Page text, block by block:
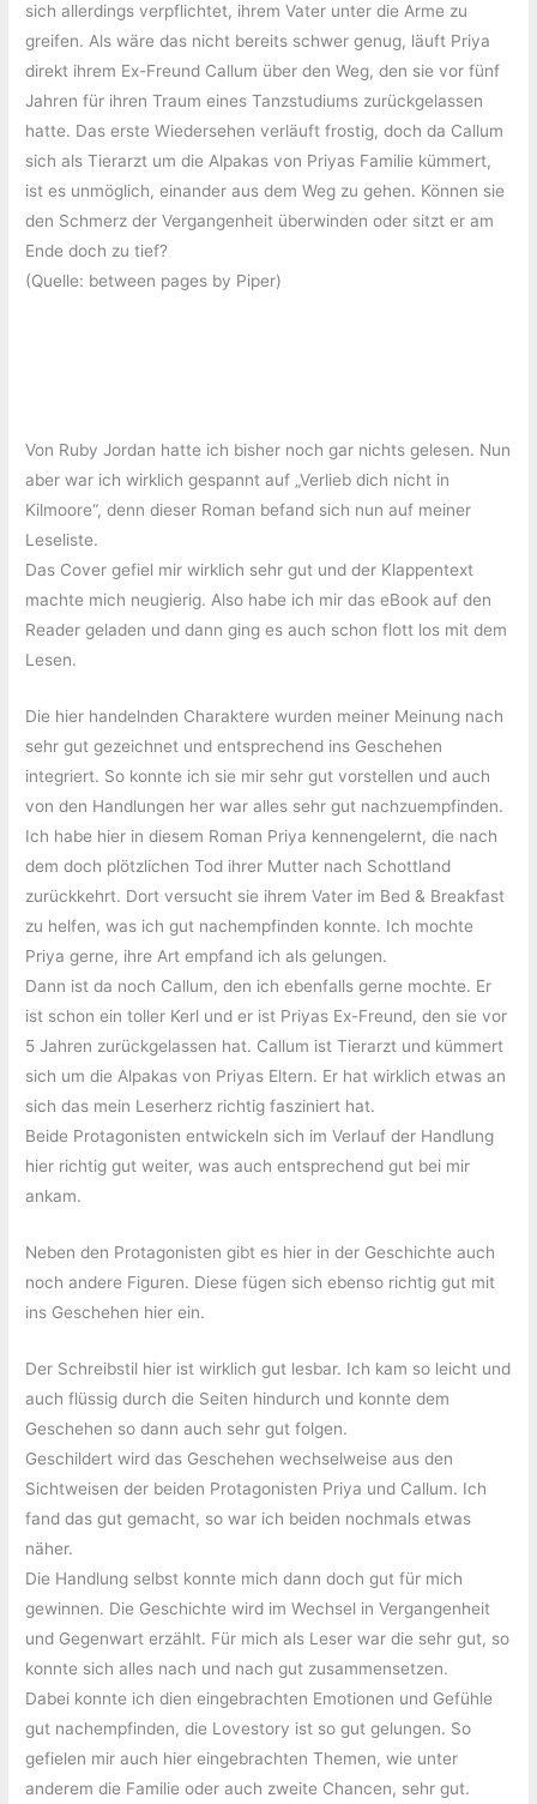
sich allerdings verpflichtet, ihrem Vater unter die Arme zu
greifen. Als wäre das nicht bereits schwer genug, läuft Priya
direkt ihrem Ex-Freund Callum über den Weg, den sie vor fünf
Jahren für ihren Traum eines Tanzstudiums zurückgelassen
hatte. Das erste Wiedersehen verläuft frostig, doch da Callum
sich als Tierarzt um die Alpakas von Priyas Familie kümmert,
ist es unmöglich, einander aus dem Weg zu gehen. Können sie
den Schmerz der Vergangenheit überwinden oder sitzt er am
Ende doch zu tief?
(Quelle: between pages by Piper)
Von Ruby Jordan hatte ich bisher noch gar nichts gelesen. Nun
aber war ich wirklich gespannt auf „Verlieb dich nicht in
Kilmoore“, denn dieser Roman befand sich nun auf meiner
Leseliste.
Das Cover gefiel mir wirklich sehr gut und der Klappentext
machte mich neugierig. Also habe ich mir das eBook auf den
Reader geladen und dann ging es auch schon flott los mit dem
Lesen.
Die hier handelnden Charaktere wurden meiner Meinung nach
sehr gut gezeichnet und entsprechend ins Geschehen
integriert. So konnte ich sie mir sehr gut vorstellen und auch
von den Handlungen her war alles sehr gut nachzuempfinden.
Ich habe hier in diesem Roman Priya kennengelernt, die nach
dem doch plötzlichen Tod ihrer Mutter nach Schottland
zurückkehrt. Dort versucht sie ihrem Vater im Bed & Breakfast
zu helfen, was ich gut nachempfinden konnte. Ich mochte
Priya gerne, ihre Art empfand ich als gelungen.
Dann ist da noch Callum, den ich ebenfalls gerne mochte. Er
ist schon ein toller Kerl und er ist Priyas Ex-Freund, den sie vor
5 Jahren zurückgelassen hat. Callum ist Tierarzt und kümmert
sich um die Alpakas von Priyas Eltern. Er hat wirklich etwas an
sich das mein Leserherz richtig fasziniert hat.
Beide Protagonisten entwickeln sich im Verlauf der Handlung
hier richtig gut weiter, was auch entsprechend gut bei mir
ankam.
Neben den Protagonisten gibt es hier in der Geschichte auch
noch andere Figuren. Diese fügen sich ebenso richtig gut mit
ins Geschehen hier ein.
Der Schreibstil hier ist wirklich gut lesbar. Ich kam so leicht und
auch flüssig durch die Seiten hindurch und konnte dem
Geschehen so dann auch sehr gut folgen.
Geschildert wird das Geschehen wechselweise aus den
Sichtweisen der beiden Protagonisten Priya und Callum. Ich
fand das gut gemacht, so war ich beiden nochmals etwas
näher.
Die Handlung selbst konnte mich dann doch gut für mich
gewinnen. Die Geschichte wird im Wechsel in Vergangenheit
und Gegenwart erzählt. Für mich als Leser war die sehr gut, so
konnte sich alles nach und nach gut zusammensetzen.
Dabei konnte ich dien eingebrachten Emotionen und Gefühle
gut nachempfinden, die Lovestory ist so gut gelungen. So
gefielen mir auch hier eingebrachten Themen, wie unter
anderem die Familie oder auch zweite Chancen, sehr gut.